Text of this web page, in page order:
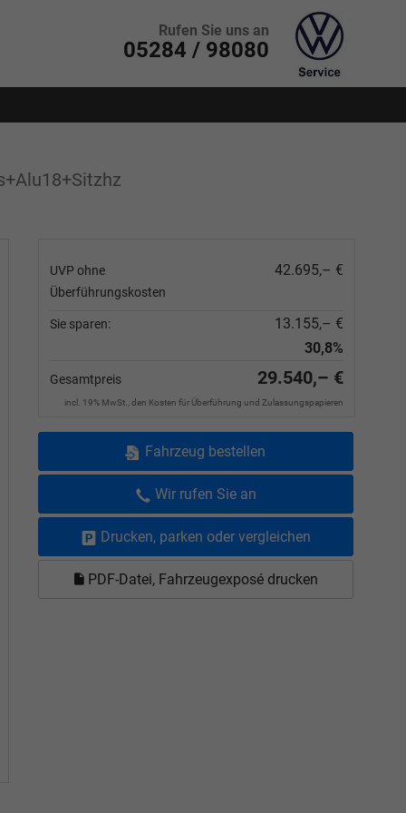
Rufen Sie uns an
05284 / 98080
UVP ohne
Überführungskosten
42.695,– €
Sie sparen:
13.155,– €
30,8%
Gesamtpreis 29.540,– €
incl. 19% MwSt., den Kosten für Überführung und Zulassungspapieren
Fahrzeug bestellen
Wir rufen Sie an
Drucken, parken oder vergleichen
PDF-Datei, Fahrzeugexposé drucken